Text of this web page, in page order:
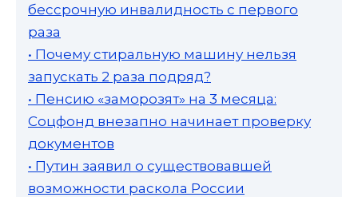
бессрочную инвалидность с первого
раза
• Почему стиральную машину нельзя
запускать 2 раза подряд?
• Пенсию «заморозят» на 3 месяца:
Соцфонд внезапно начинает проверку
документов
• Путин заявил о существовавшей
возможности раскола России